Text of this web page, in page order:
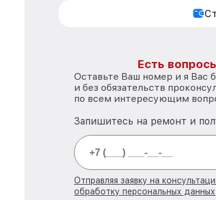
Есть
Оставьте Ваш номер и я Вас
и без обязательств
по всем интересующим
Запишитесь на ремонт и
Отправляя заявку на
обработку персональных данных